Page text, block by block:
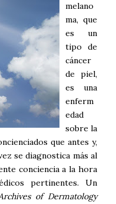
melano
ma, que
es un
tipo de
cáncer
de piel,
es una
enferm
edad
sobre la
que antes y,
se diagnostica más al
conciencia a la hora
pertinentes. Un
of Dermatology